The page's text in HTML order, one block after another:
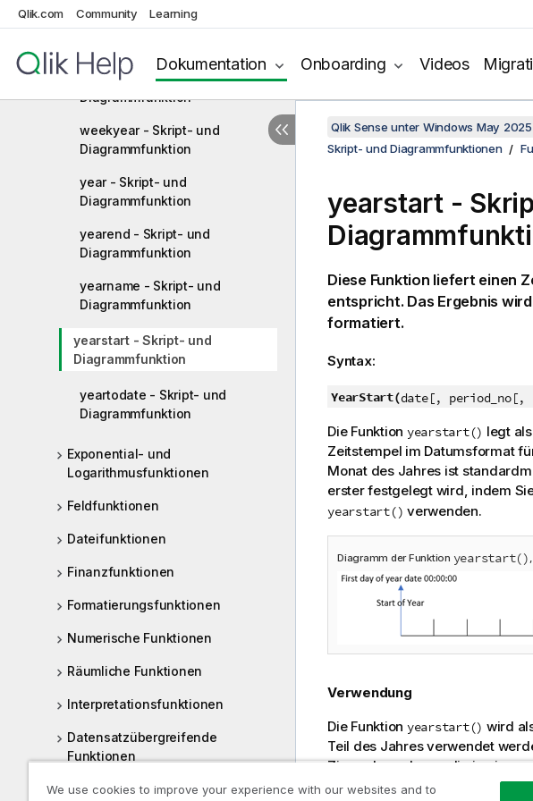
Qlik.com Community Learning
Dokumentation Onboarding Videos
weekname - Skript- und
weekstart - Skript- und
Diagrammfunktion
weekyear - Skript- und
Diagrammfunktion
year - Skript- und
Diagrammfunktion
yearend - Skript- und
Diagrammfunktion
yearname - Skript- und
Diagrammfunktion
yearstart - Skript- und
Diagrammfunktion
yeartodate - Skript- und
Diagrammfunktion
Exponential- und
Logarithmusfunktionen
Feldfunktionen
Dateifunktionen
Finanzfunktionen
Formatierungsfunktionen
Numerische Funktionen
Räumliche Funktionen
Interpretationsfunktionen
Datensatzübergreifende
Funktionen
Logische Funktionen
Qlik Sense unter Windows May 2025
Skript- und Diagrammfunktionen
yearstart -
Diese Funktion liefert einen
entspricht. Das Ergebnis
formatiert.
Syntax:
YearStart(date[, period_no[,
Die Funktion yearstart() legt
Zeitstempel im Datumsformat
Monat des Jahres ist
erster festgelegt wird, indem
yearstart() verwenden.
Diagramm der Funktion yearstart()
Verwendung
Die Funktion yearstart() wird
Teil des Jahres verwendet
Zinsen berechnen, die in
We use cookies to improve your experience with our websites and to